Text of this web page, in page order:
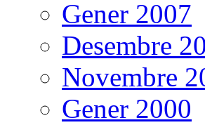
Gener 2007
Desembre
Novembre
Gener 2000